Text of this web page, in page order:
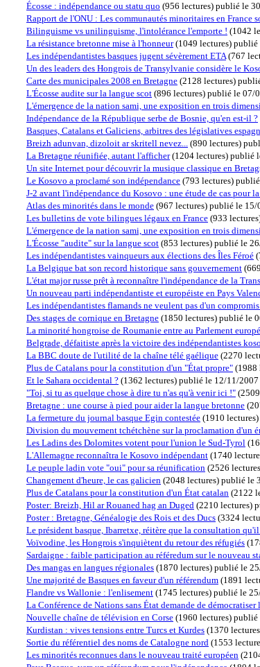
Écosse : indépendance ou statu quo (956 lectures) publié le
Rapport de l'ONU : Les communautés minoritaires en
Bilinguisme vs unilinguisme, l'intolérance l'emporte ! (1042
La résistance bretonne mise à l'honneur(1049 lectures) publié
Les indépendantistes basques jugent sévèrement ETA(767
Un des leaders des Hongrois de Transylvanie considère le
Carte des municipales 2008 en Bretagne (2128 lectures)
L'Écosse audite sur la langue scot (896 lectures) publié le 07/
L'émergence de la nation sami, une exposition en trois
Indépendance de la République serbe de Bosnie, qu'en est-il ?
Basques, Catalans et Galiciens, arbitres des législatives
Breizh adunvan, dizoloit ar skritell nevez... (890 lectures)
La Bretagne réunifiée, autant l'afficher(1204 lectures) publié
Un site Internet pour découvrir la musique classique en
Le Kosovo a proclamé son indépendance (793 lectures)
J-2 avant l'indépendance du Kosovo : une étude de cas pour
Atlas des minorités dans le monde (967 lectures) publié le 15/
Les bulletins de vote bilingues légaux en France (933 lectures
L'émergence de la nation sami, une exposition en trois
L'Écosse "audite" sur la langue scot (853 lectures) publié le
Les indépendantistes vainqueurs aux élections des Îles Féroé (
La Belgique bat son record historique sans gouvernement (
L'état major russe prêt à reconnaître l'indépendance de la
Un nouveau parti indépendantiste et européiste en Pays
Les indépendantistes flamands ne veulent pas d'un
Des stages de cornique en Bretagne (1850 lectures) publié le
La minorité hongroise de Roumanie entre au Parlement
Belgrade, défaitiste après la victoire des indépendantistes
La BBC doute de l'utilité de la chaîne télé gaélique (2270
Plus de Catalans pour la constitution d'un "État propre" (1988
Et le Sahara occidental ? (1362 lectures) publié le 12/11/
"Toi, si tu as quelque chose à dire tu n'as qu'à venir ici !" (
Bretagne : une course à pied pour aider la langue bretonne (
La fermeture du journal basque Egin contestée (1910 lectures)
Division du mouvement tchétchène sur la proclamation d'un
Les Ladins des Dolomites votent pour l'union le Sud-Tyrol (
L'Allemagne reconnaîtra le Kosovo indépendant (1740
Le peuple ladin vote "oui" pour sa réunification (2526 lectures
Changement d'heure, le cas galicien (2048 lectures) publié le
Plus de Catalans pour la constitution d'un État catalan (2122
Poster: Breizh, Hil ar Rouaned hag an Duged (2210 lectures)
Poster : Bretagne, Généalogie des Rois et des Ducs (3324
Le président basque, Ibarretxe, réitère que la consultation
Voïvodine, les Hongrois s'inquiètent du retour des réfugiés (
Sardaigne : faible participation au référedum sur le nouveau
Des mangas en langues régionales (1870 lectures) publié le
Une majorité de Basques en faveur d'un référendum (1891
Flandre vs Wallonie : l'enlisement (1745 lectures) publié le
La Conférence de Nations sans État demande de
Nouvelle chaîne de télévision en Corse (1960 lectures) publié
Kurdistan : vives tensions entre Turcs et Kurdes (1370 lectures
Sortie du référentiel des noms de Catalogne nord (1553
Les minorités reconnues dans le nouveau traité européen (